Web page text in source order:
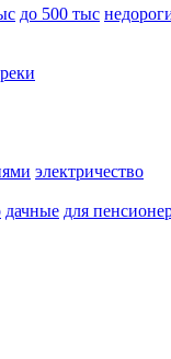
до 500 тыс
электричество
дачные для